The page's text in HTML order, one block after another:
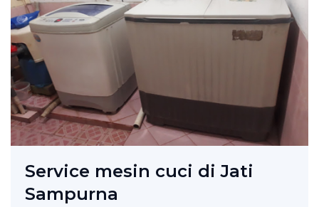
Service mesin cuci di Jati
Sampurna